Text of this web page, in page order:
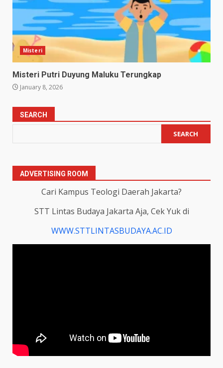
Misteri
Misteri Putri Duyung Maluku Terungkap
January 8, 2026
SEARCH
SEARCH
ADVERTISING ROOM
Cari Kampus Teologi Daerah Jakarta?
STT Lintas Budaya Jakarta Aja, Cek Yuk di
WWW.STTLINTASBUDAYA.AC.ID